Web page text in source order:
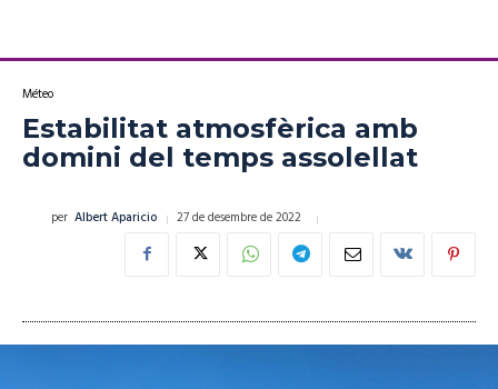
Méteo
Estabilitat atmosfèrica amb
domini del temps assolellat
per Albert Aparicio 27 de desembre de 2022